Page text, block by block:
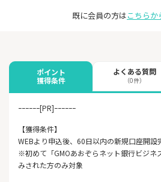
既に会員の方はこちらか
ポイント
獲得条件
よくある質問
（0件）
ｰｰｰｰｰｰ[PR]ｰｰｰｰｰｰ
【獲得条件】
WEBより申込後、60日以内の新規口座開設
※初めて「GMOあおぞらネット銀行ビジネ
みされた方のみ対象